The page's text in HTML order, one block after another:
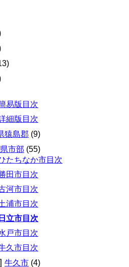
易版目次
細版目次
猿島郡 (9)
市部 (55)
たちなか市目次
田市目次
河市目次
浦市目次
日立市目次
戸市目次
久市目次
牛久市 (4)